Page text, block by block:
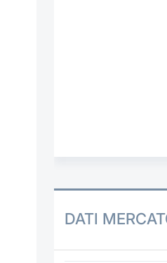
DATI